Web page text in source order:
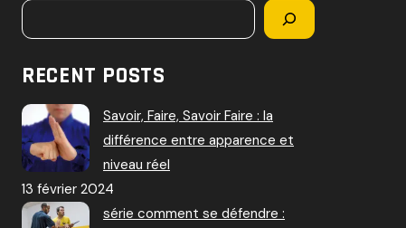
RECENT POSTS
Savoir, Faire, Savoir Faire : la
différence entre apparence et
niveau réel
13 février 2024
série comment se défendre :